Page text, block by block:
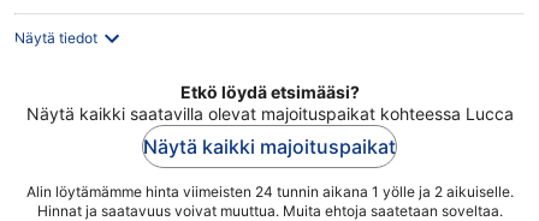
Näytä tiedot
Etkö löydä etsimääsi?
Näytä kaikki saatavilla olevat majoituspaikat kohteessa Lucca
Näytä kaikki majoituspaikat
Alin löytämämme hinta viimeisten 24 tunnin aikana 1 yölle ja 2 aikuiselle.
Hinnat ja saatavuus voivat muuttua. Muita ehtoja saatetaan soveltaa.